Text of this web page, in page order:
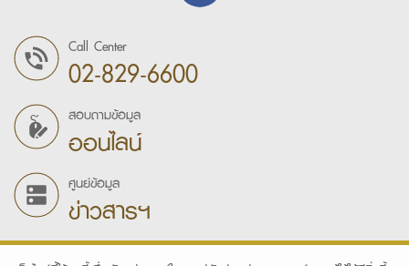
Call Center
02-829-6600
สอบถามข้อมูล
ออนไลน์
ศูนย์ข้อมูล
ข่าวสารฯ